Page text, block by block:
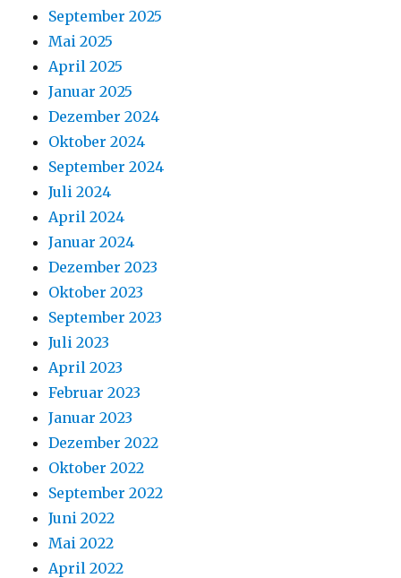
September 2025
Mai 2025
April 2025
Januar 2025
Dezember 2024
Oktober 2024
September 2024
Juli 2024
April 2024
Januar 2024
Dezember 2023
Oktober 2023
September 2023
Juli 2023
April 2023
Februar 2023
Januar 2023
Dezember 2022
Oktober 2022
September 2022
Juni 2022
Mai 2022
April 2022